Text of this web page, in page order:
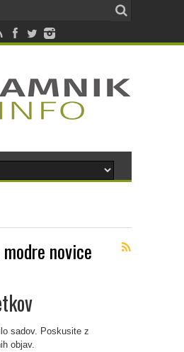
modre novice
sadov. Poskusite z
objav.